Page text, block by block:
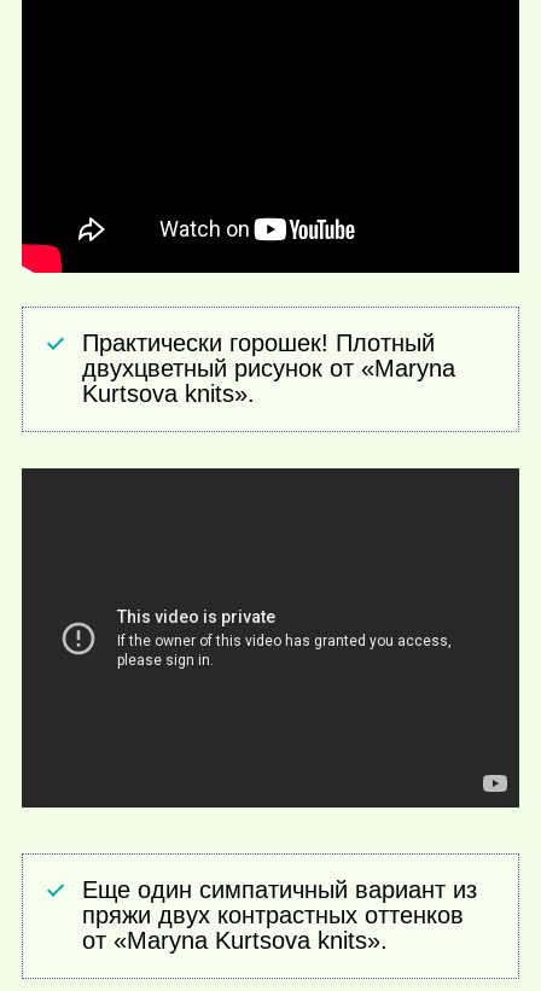
Практически горошек! Плотный
двухцветный рисунок от «Maryna
Kurtsova knits».
Еще один симпатичный вариант из
пряжи двух контрастных оттенков
от «Maryna Kurtsova knits».